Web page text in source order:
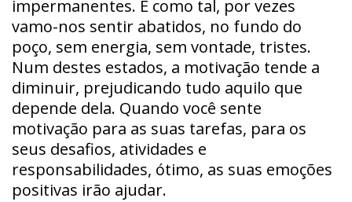
impermanentes. E como tal, por vezes
vamo-nos sentir abatidos, no fundo do
poço, sem energia, sem vontade, tristes.
Num destes estados, a motivação tende a
diminuir, prejudicando tudo aquilo que
depende dela. Quando você sente
motivação para as suas tarefas, para os
seus desafios, atividades e
responsabilidades, ótimo, as suas emoções
positivas irão ajudar.